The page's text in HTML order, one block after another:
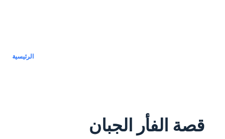
الرئيسية
قصة الفأر الجبان